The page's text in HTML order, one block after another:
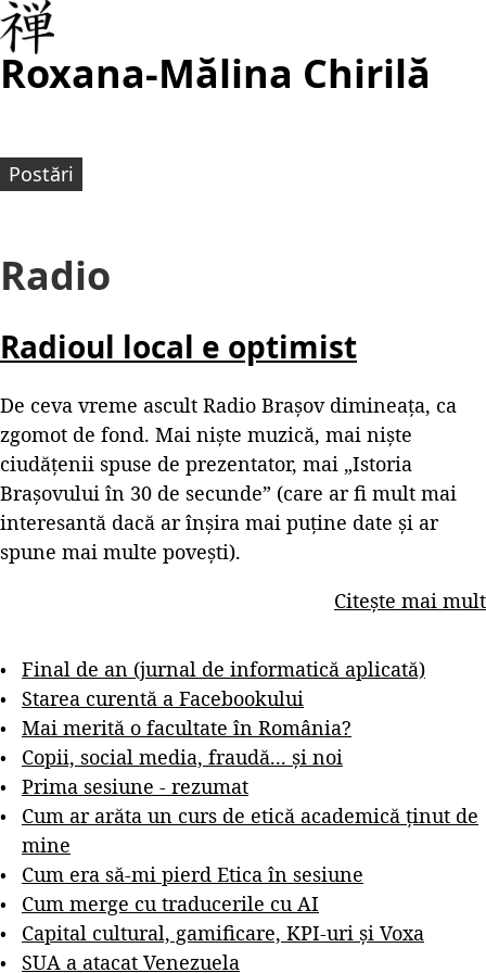
Roxana-Mălina Chirilă
Postări
Radio
Radioul local e optimist
De ceva vreme ascult Radio Brașov dimineața, ca
zgomot de fond. Mai niște muzică, mai niște
ciudățenii spuse de prezentator, mai „Istoria
Brașovului în 30 de secunde” (care ar fi mult mai
interesantă dacă ar înșira mai puține date și ar
spune mai multe povești).
Citește mai mult
Final de an (jurnal de informatică aplicată)
Starea curentă a Facebookului
Mai merită o facultate în România?
Copii, social media, fraudă... și noi
Prima sesiune - rezumat
Cum ar arăta un curs de etică academică ținut de
mine
Cum era să-mi pierd Etica în sesiune
Cum merge cu traducerile cu AI
Capital cultural, gamificare, KPI-uri și Voxa
SUA a atacat Venezuela